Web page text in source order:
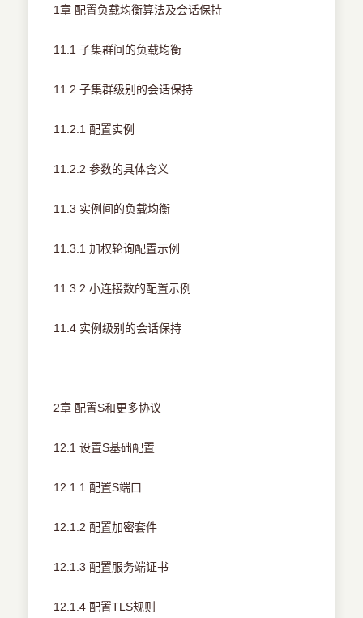
1章 配置负载均衡算法及会话保持
11.1 子集群间的负载均衡
11.2 子集群级别的会话保持
11.2.1 配置实例
11.2.2 参数的具体含义
11.3 实例间的负载均衡
11.3.1 加权轮询配置示例
11.3.2 小连接数的配置示例
11.4 实例级别的会话保持
2章 配置S和更多协议
12.1 设置S基础配置
12.1.1 配置S端口
12.1.2 配置加密套件
12.1.3 配置服务端证书
12.1.4 配置TLS规则